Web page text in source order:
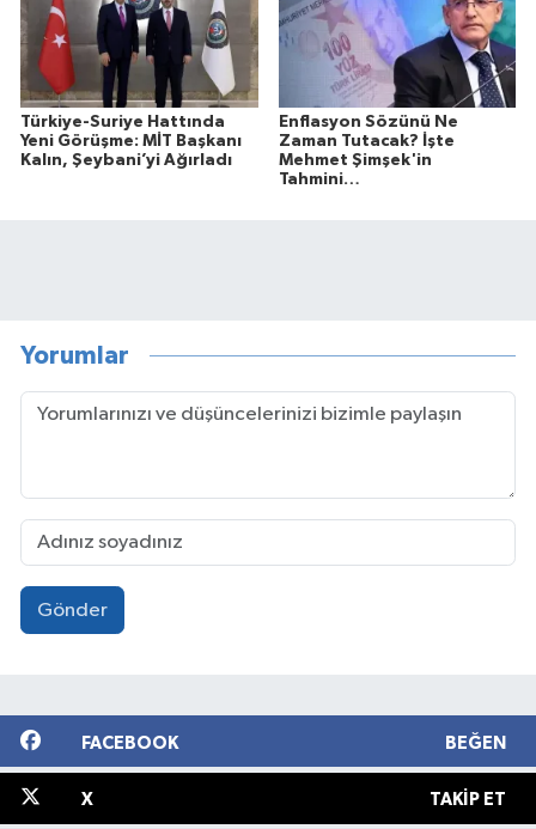
Türkiye-Suriye Hattında
Yeni Görüşme: MİT Başkanı
Kalın, Şeybani’yi Ağırladı
Enflasyon Sözünü Ne
Zaman Tutacak? İşte
Mehmet Şimşek'in
Tahmini…
Yorumlar
Gönder
FACEBOOK BEĞEN
X TAKIP ET